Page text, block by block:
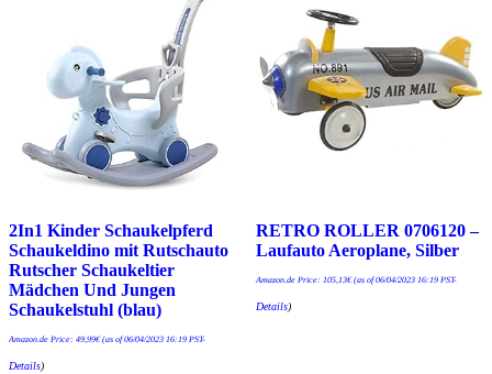
2In1 Kinder Schaukelpferd
Schaukeldino mit Rutschauto
Rutscher Schaukeltier
Mädchen Und Jungen
Schaukelstuhl (blau)
Amazon.de Price: 49,99€(as of 06/04/2023 16:19 PST-
Details)
RETRO ROLLER 0706120 –
Laufauto Aeroplane, Silber
Amazon.de Price: 105,13€(as of 06/04/2023 16:19 PST-
Details)